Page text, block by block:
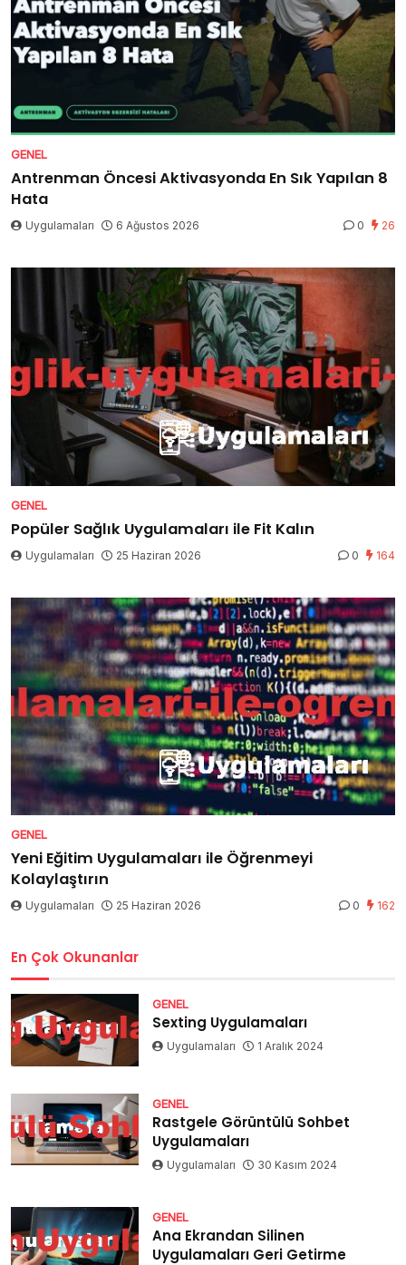
GENEL
Antrenman Öncesi Aktivasyonda En Sık Yapılan 8
Hata
Uygulamaları 6 Ağustos 2026 0 26
GENEL
Popüler Sağlık Uygulamaları ile Fit Kalın
Uygulamaları 25 Haziran 2026 0 164
GENEL
Yeni Eğitim Uygulamaları ile Öğrenmeyi
Kolaylaştırın
Uygulamaları 25 Haziran 2026 0 162
En Çok Okunanlar
GENEL
Sexting Uygulamaları
Uygulamaları 1 Aralık 2024
GENEL
Rastgele Görüntülü Sohbet
Uygulamaları
Uygulamaları 30 Kasım 2024
GENEL
Ana Ekrandan Silinen
Uygulamaları Geri Getirme